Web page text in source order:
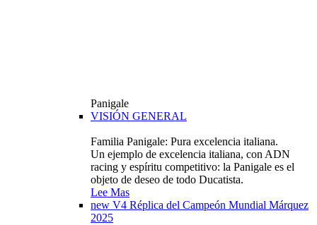
Panigale
VISIÓN GENERAL
Familia Panigale: Pura excelencia italiana.
Un ejemplo de excelencia italiana, con ADN
racing y espíritu competitivo: la Panigale es el
objeto de deseo de todo Ducatista.
Lee Mas
new V4 Réplica del Campeón Mundial Márquez
2025